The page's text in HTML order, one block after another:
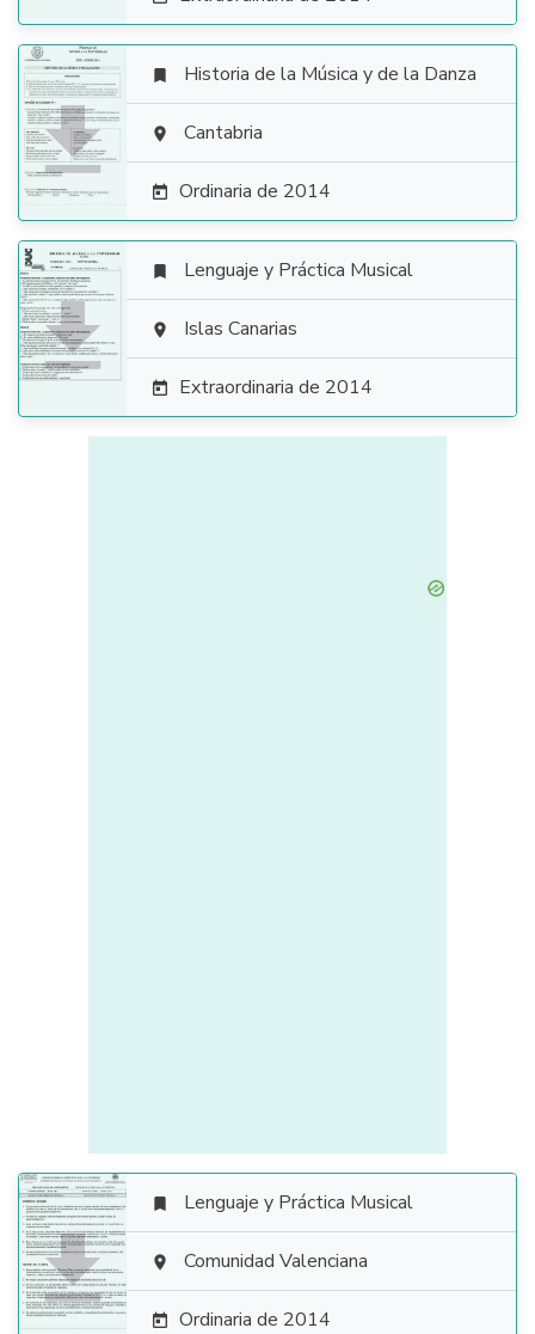

 Historia de la Música y de la Danza
 Cantabria
 Ordinaria de 2014

 Lenguaje y Práctica Musical
 Islas Canarias
 Extraordinaria de 2014

 Lenguaje y Práctica Musical
 Comunidad Valenciana
 Ordinaria de 2014